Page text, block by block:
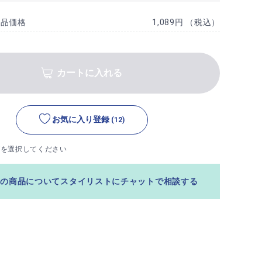
価格 1,089円 （税込）
カートに入れる
お気に入り登録 (12)
選択してください
商品についてスタイリストにチャットで相談する